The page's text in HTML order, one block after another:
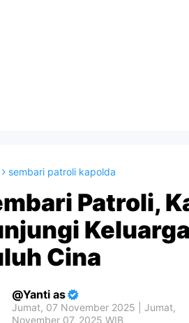
sembari patroli kapolda
Patroli,
Cina
Yanti as
Jumat, 07 November 2025 | Jumat,
November 07, 2025 WIB